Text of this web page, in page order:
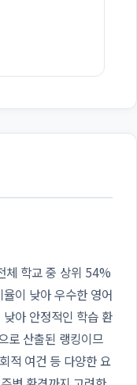
학교 중 상위 54%
이 낮아 우수한 영어
아 안정적인 학습 환
로 산출된 랭킹이므
적 여건 등 다양한 요